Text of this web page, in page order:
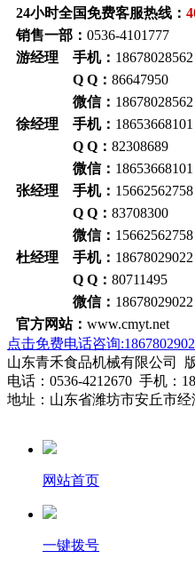
24小时全国免费客服热线：
销售一部： 0536-4101777
游经理 手机： 18678028562
Q Q： 86647950
微信： 18678028562
徐经理 手机： 18653668101
Q Q： 82308689
微信： 18653668101
张经理 手机： 15662562758
Q Q： 83708300
微信： 15662562758
杜经理 手机： 18678029022
Q Q： 80711495
微信： 18678029022
官方网站： www.cmyt.net
点击免费电话咨询
山东青禾食品机械有限公司
电话：0536-4212670 手机：
地址：山东省潍坊市安丘市经
网站首页
一键拨号